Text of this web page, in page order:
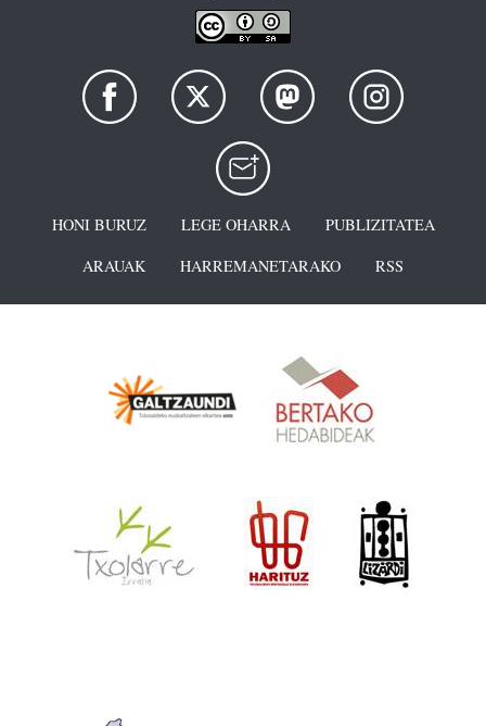
HONI BURUZ LEGE OHARRA
PUBLIZITATEA
ARAUAK
HARREMANETARAKO RSS